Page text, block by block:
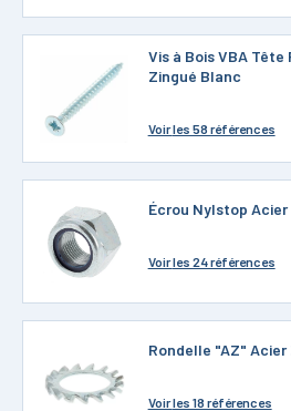
Vis à Bois VBA
Zingué Blanc
Voirles 58 références
Écrou Nylstop Acier
Voirles 24 références
Rondelle "AZ" Acier
Voirles 18 références